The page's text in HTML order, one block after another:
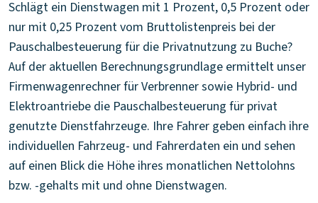
Schlägt ein Dienstwagen mit 1 Prozent, 0,5 Prozent oder
nur mit 0,25 Prozent vom Bruttolistenpreis bei der
Pauschalbesteuerung für die Privatnutzung zu Buche?
Auf der aktuellen Berechnungsgrundlage ermittelt unser
Firmenwagenrechner für Verbrenner sowie Hybrid- und
Elektroantriebe die Pauschalbesteuerung für privat
genutzte Dienstfahrzeuge. Ihre Fahrer geben einfach ihre
individuellen Fahrzeug- und Fahrerdaten ein und sehen
auf einen Blick die Höhe ihres monatlichen Nettolohns
bzw. -gehalts mit und ohne Dienstwagen.